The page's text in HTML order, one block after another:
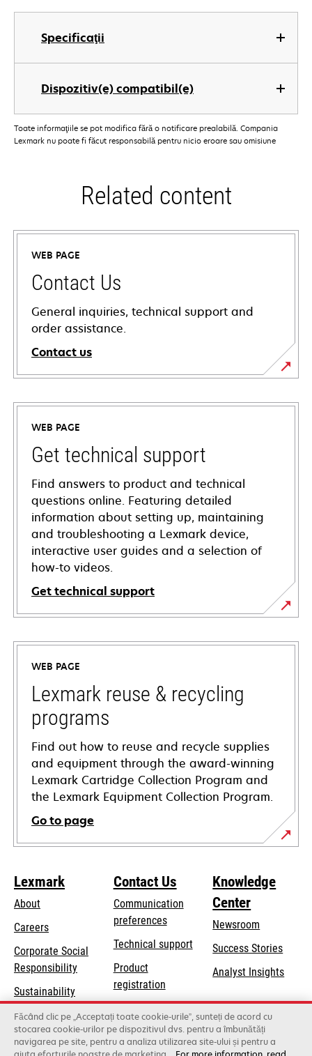
Specificaţii
Dispozitiv(e) compatibil(e)
Toate informaţiile se pot modifica fără o notificare prealabilă. Compania
Lexmark nu poate fi făcut responsabilă pentru nicio eroare sau omisiune
Related content
WEB PAGE
Contact Us
General inquiries, technical support and
order assistance.
Contact us
WEB PAGE
Get technical support
Find answers to product and technical
questions online. Featuring detailed
information about setting up, maintaining
and troubleshooting a Lexmark device,
interactive user guides and a selection of
how-to videos.
Get technical support
opens
in
new
tab
WEB PAGE
Lexmark reuse & recycling
programs
Find out how to reuse and recycle supplies
and equipment through the award-winning
Lexmark Cartridge Collection Program and
the Lexmark Equipment Collection Program.
Go to page
Lexmark
About
Careers
Corporate Social
Responsibilityopens
a
new
tab
Sustainability
Lexmark Partners
Contact Us
Communication
preferences
Technical supportopens
Product
registration
Find a dealer
List of wholesalers
Knowledge
Center
Newsroom
Success Stories
Analyst Insights
Făcând clic pe „Acceptați toate cookie-urile”, sunteți de acord cu
stocarea cookie-urilor pe dispozitivul dvs. pentru a îmbunătăți
navigarea pe site, pentru a analiza utilizarea site-ului și pentru a